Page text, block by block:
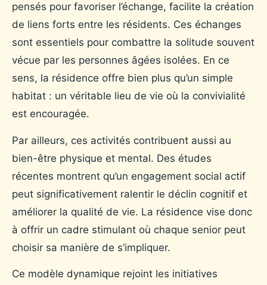
pensés pour favoriser l’échange, facilite la création
de liens forts entre les résidents. Ces échanges
sont essentiels pour combattre la solitude souvent
vécue par les personnes âgées isolées. En ce
sens, la résidence offre bien plus qu’un simple
habitat : un véritable lieu de vie où la convivialité
est encouragée.
Par ailleurs, ces activités contribuent aussi au
bien-être physique et mental. Des études
récentes montrent qu’un engagement social actif
peut significativement ralentir le déclin cognitif et
améliorer la qualité de vie. La résidence vise donc
à offrir un cadre stimulant où chaque senior peut
choisir sa manière de s’impliquer.
Ce modèle dynamique rejoint les initiatives